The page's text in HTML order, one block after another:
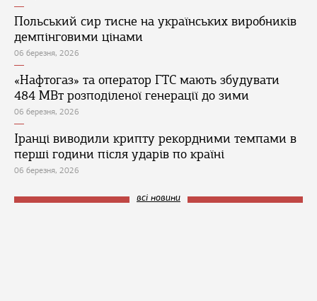
Польський сир тисне на українських виробників
демпінговими цінами
06 березня, 2026
«Нафтогаз» та оператор ГТС мають збудувати
484 МВт розподіленої генерації до зими
06 березня, 2026
Іранці виводили крипту рекордними темпами в
перші години після ударів по країні
06 березня, 2026
всі новини